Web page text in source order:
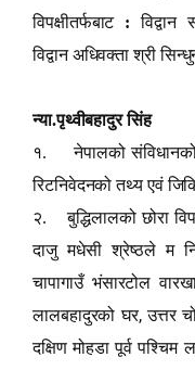
विपक्षीतर्फबाट : विद्वान
विद्वान अधिवक्ता श्री
न्या.पृथ्वीबहादुर सिंह
१. नेपालको संविधानको
रिटनिवेदनको तथ्य एवं
२. बुद्धिलालको छोरा
दाजु मधेसी श्रेष्ठले म
चापागाउँ भंसारटोल
लालबहादुरको घर,उत्तर
दक्षिण मोहडा पूर्व